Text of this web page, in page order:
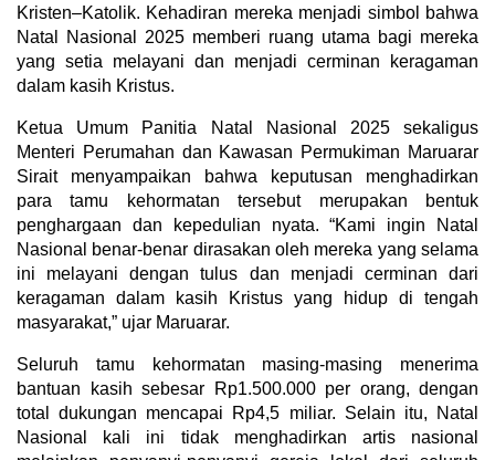
Kristen–Katolik. Kehadiran mereka menjadi simbol bahwa
Natal Nasional 2025 memberi ruang utama bagi mereka
yang setia melayani dan menjadi cerminan keragaman
dalam kasih Kristus.
Ketua Umum Panitia Natal Nasional 2025 sekaligus
Menteri Perumahan dan Kawasan Permukiman Maruarar
Sirait menyampaikan bahwa keputusan menghadirkan
para tamu kehormatan tersebut merupakan bentuk
penghargaan dan kepedulian nyata. “Kami ingin Natal
Nasional benar-benar dirasakan oleh mereka yang selama
ini melayani dengan tulus dan menjadi cerminan dari
keragaman dalam kasih Kristus yang hidup di tengah
masyarakat,” ujar Maruarar.
Seluruh tamu kehormatan masing-masing menerima
bantuan kasih sebesar Rp1.500.000 per orang, dengan
total dukungan mencapai Rp4,5 miliar. Selain itu, Natal
Nasional kali ini tidak menghadirkan artis nasional